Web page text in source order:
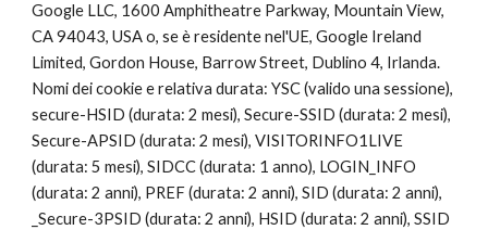
Google LLC, 1600 Amphitheatre Parkway, Mountain View,
CA 94043, USA o, se è residente nel'UE, Google Ireland
Limited, Gordon House, Barrow Street, Dublino 4, Irlanda.
Nomi dei cookie e relativa durata: YSC (valido una sessione),
secure-HSID (durata: 2 mesi), Secure-SSID (durata: 2 mesi),
Secure-APSID (durata: 2 mesi), VISITORINFO1LIVE
(durata: 5 mesi), SIDCC (durata: 1 anno), LOGIN_INFO
(durata: 2 anni), PREF (durata: 2 anni), SID (durata: 2 anni),
_Secure-3PSID (durata: 2 anni), HSID (durata: 2 anni), SSID